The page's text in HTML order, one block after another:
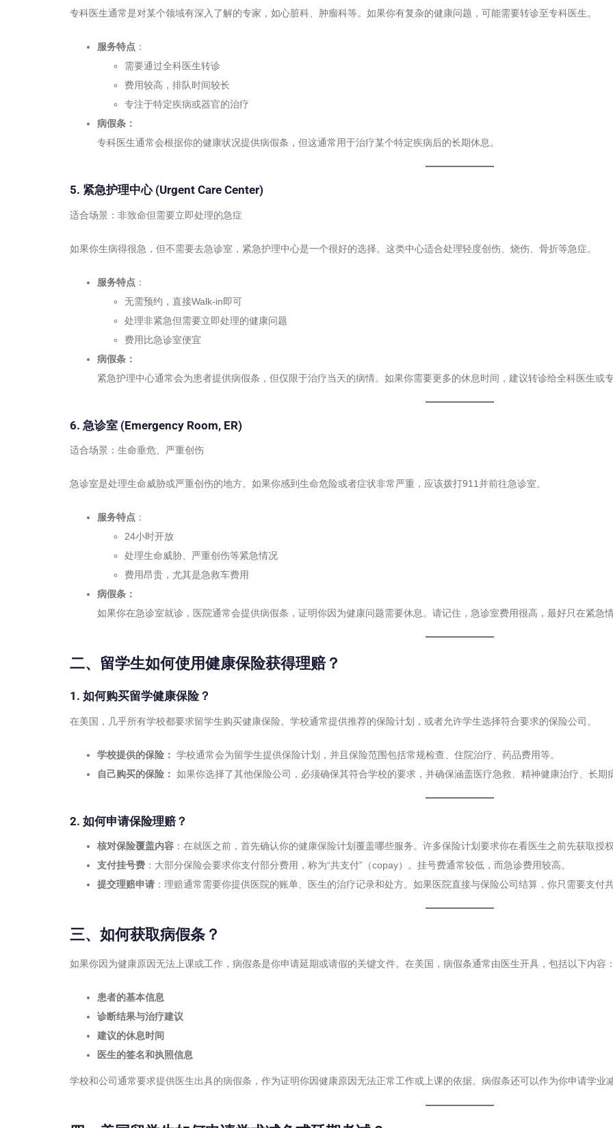
专科医生通常是对某个领域有深入了解的专家，如心脏科、肿瘤科等。如果你有复杂的健康问题，可能需要转诊至专科医生。
服务特点 ：
需要通过全科医生转诊
费用较高，排队时间较长
专注于特定疾病或器官的治疗
病假条：
专科医生通常会根据你的健康状况提供病假条，但这通常用于治疗某个特定疾病后的长期休息。
5. 紧急护理中心 (Urgent Care Center)
适合场景：非致命但需要立即处理的急症
如果你生病得很急，但不需要去急诊室，紧急护理中心是一个很好的选择。这类中心适合处理轻度创伤、烧伤、骨折等急症。
服务特点 ：
无需预约，直接Walk-in即可
处理非紧急但需要立即处理的健康问题
费用比急诊室便宜
病假条：
紧急护理中心通常会为患者提供病假条，但仅限于治疗当天的病情。如果你需要更多的休息时间，建议转诊给全科医生或专
6. 急诊室 (Emergency Room, ER)
适合场景：生命垂危、严重创伤
急诊室是处理生命威胁或严重创伤的地方。如果你感到生命危险或者症状非常严重，应该拨打911并前往急诊室。
服务特点 ：
24小时开放
处理生命威胁、严重创伤等紧急情况
费用昂贵，尤其是急救车费用
病假条：
如果你在急诊室就诊，医院通常会提供病假条，证明你因为健康问题需要休息。请记住，急诊室费用很高，最好只在紧急情
二、留学生如何使用健康保险获得理赔？
1. 如何购买留学健康保险？
在美国，几乎所有学校都要求留学生购买健康保险。学校通常提供推荐的保险计划，或者允许学生选择符合要求的保险公司。
学校提供的保险： 学校通常会为留学生提供保险计划，并且保险范围包括常规检查、住院治疗、药品费用等。
自己购买的保险： 如果你选择了其他保险公司，必须确保其符合学校的要求，并确保涵盖医疗急救、精神健康治疗、长期
2. 如何申请保险理赔？
核对保险覆盖内容 ：在就医之前，首先确认你的健康保险计划覆盖哪些服务。许多保险计划要求你在看医生之前先获取授权
支付挂号费 ：大部分保险会要求你支付部分费用，称为“共支付”（copay）。挂号费通常较低，而急诊费用较高。
提交理赔申请 ：理赔通常需要你提供医院的账单、医生的治疗记录和处方。如果医院直接与保险公司结算，你只需要支付
三、如何获取病假条？
如果你因为健康原因无法上课或工作，病假条是你申请延期或请假的关键文件。在美国，病假条通常由医生开具，包括以下内容：
患者的基本信息
诊断结果与治疗建议
建议的休息时间
医生的签名和执照信息
学校和公司通常要求提供医生出具的病假条，作为证明你因健康原因无法正常工作或上课的依据。病假条还可以作为你申请学业